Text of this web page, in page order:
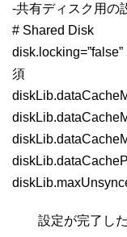
-共有ディスク用の
# Shared Disk
須
設定が完了した